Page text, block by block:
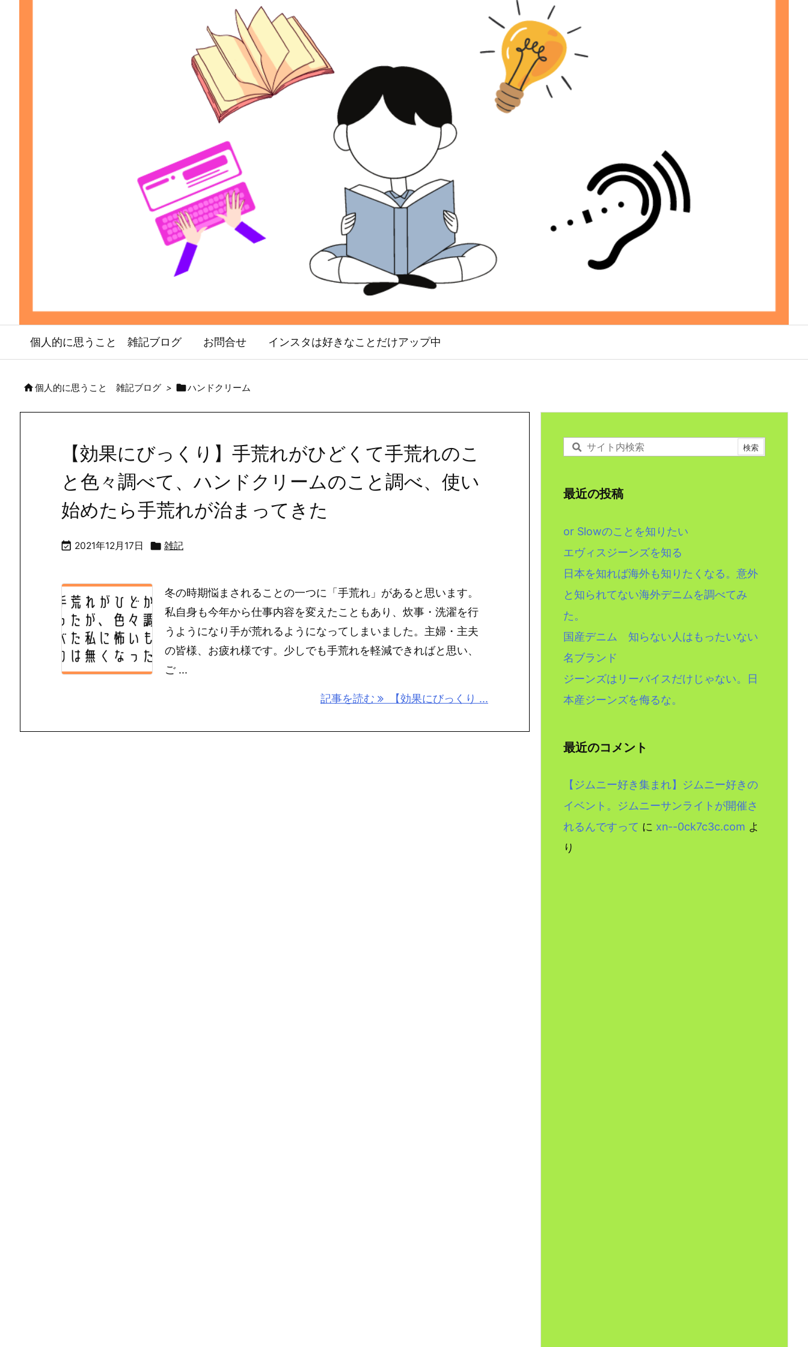
個人的に思うこと 雑記ブログ お問合せ インスタは好きなことだけアップ中
個人的に思うこと 雑記ブログ > ハンドクリーム
【効果にびっくり】手荒れがひどくて手荒れのこ
と色々調べて、ハンドクリームのこと調べ、使い
始めたら手荒れが治まってきた
 2021年12月17日  雑記
冬の時期悩まされることの一つに「手荒れ」があると思います。
私自身も今年から仕事内容を変えたこともあり、炊事・洗濯を行
うようになり手が荒れるようになってしまいました。主婦・主夫
の皆様、お疲れ様です。少しでも手荒れを軽減できればと思い、
ご ...
記事を読む 【効果にびっくり ...
最近の投稿
or Slowのことを知りたい
エヴィスジーンズを知る
日本を知れば海外も知りたくなる。意外
と知られてない海外デニムを調べてみ
た。
国産デニム 知らない人はもったいない
名ブランド
ジーンズはリーバイスだけじゃない。日
本産ジーンズを侮るな。
最近のコメント
【ジムニー好き集まれ】ジムニー好きの
イベント。ジムニーサンライトが開催さ
れるんですって に xn--0ck7c3c.com よ
り